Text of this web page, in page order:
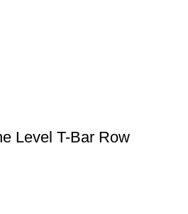
Level T-Bar Row